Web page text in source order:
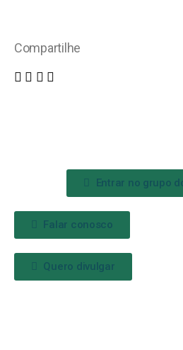
Compartilhe
Entrar no grupo
Falar conosco
Quero divulgar